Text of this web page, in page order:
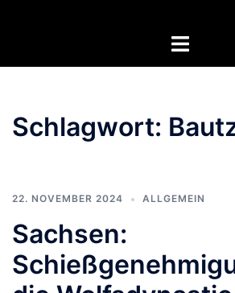
Menü
Schlagwort:
22. NOVEMBER 2024 ALLGEMEIN
Sachsen: